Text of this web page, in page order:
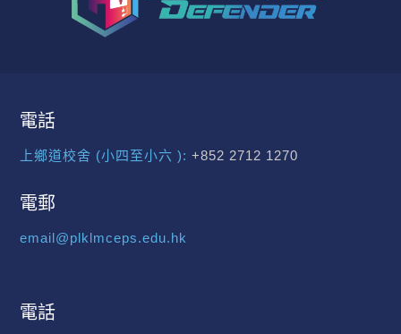
電話
上鄉道校舍 (小四至小六 ): +852 2712 1270
電郵
email@plklmceps.edu.hk
電話